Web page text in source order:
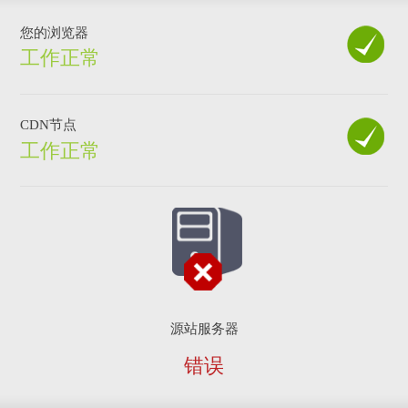
您的浏览器
工作正常
CDN节点
工作正常
源站服务器
错误